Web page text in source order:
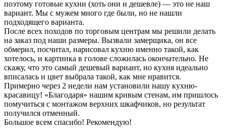
поэтому готовые кухни (хоть они и дешевле) — это не наш
вариант. Мы с мужем много где были, но не нашли
подходящего варианта.
После всех походов по торговым центрам мы решили делать
на заказ под наши размеры. Вызвали замерщика, он все
обмерил, посчитал, нарисовал кухню именно такой, как
хотелось, и картинка в голове сложилась окончательно. Не
скажу, что это самый дешевый вариант, но кухня идеально
вписалась и цвет выбрала такой, как мне нравится.
Примерно через 2 недели нам установили нашу кухню-
красавицу! «Благодаря» нашим кривым стенам, им пришлось
помучиться с монтажом верхних шкафчиков, но результат
получился отменный.
Большое всем спасибо! Рекомендую!